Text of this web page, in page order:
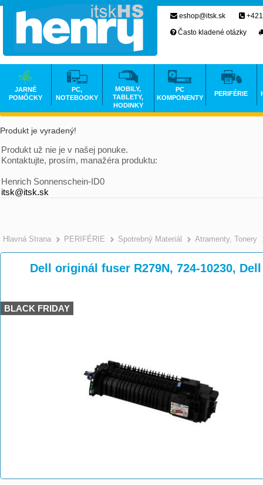
Produkt je vyradený!
Produkt už nie je v našej ponuke.
Kontaktujte, prosím, manažéra produktu:
Henrich Sonnenschein-ID0
itsk@itsk.sk
Hlavná Strana >
PERIFÉRIE >
Spotrebný Materiál >
Atramenty, Tonery
Dell originál fuser R279N, 724-10230,
BLACK FRIDAY
eshop@itsk.sk
Často kladené otázky
JARNÉ
POMÔCKY
PC,
NOTEBOOKY
MOBILY,
TABLETY,
HODINKY
PC
KOMPONENTY
PERIFÉRIE